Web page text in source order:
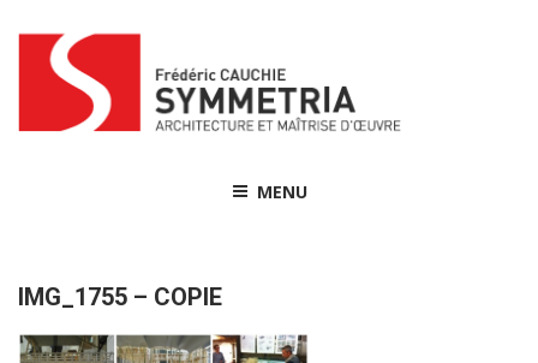
content
MENU
IMG_1755 – COPIE